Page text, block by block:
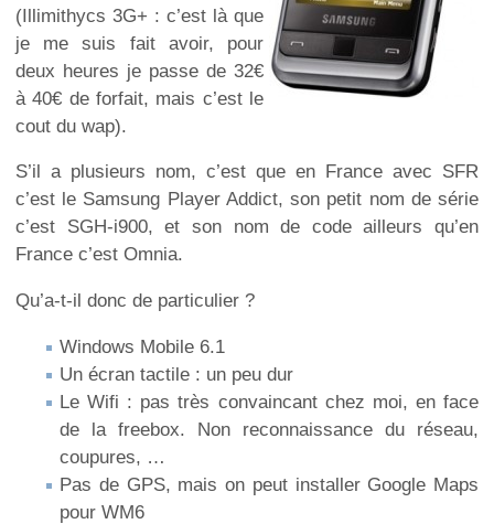
(Illimithycs 3G+ : c’est là que
je me suis fait avoir, pour
deux heures je passe de 32€
à 40€ de forfait, mais c’est le
cout du wap).
S’il a plusieurs nom, c’est que en France avec SFR
c’est le Samsung Player Addict, son petit nom de série
c’est SGH-i900, et son nom de code ailleurs qu’en
France c’est Omnia.
Qu’a-t-il donc de particulier ?
Windows Mobile 6.1
Un écran tactile : un peu dur
Le Wifi : pas très convaincant chez moi, en face
de la freebox. Non reconnaissance du réseau,
coupures, …
Pas de GPS, mais on peut installer Google Maps
pour WM6